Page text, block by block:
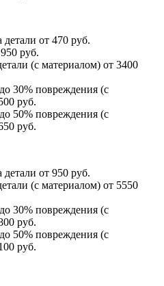
от 470 руб.
руб.
(с материалом) от 3400
30% повреждения (с
руб.
50% повреждения (с
руб.
от 950 руб.
(с материалом) от 5550
30% повреждения (с
руб.
50% повреждения (с
руб.